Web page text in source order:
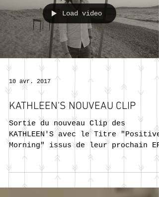
Load video
10 avr. 2017
KATHLEEN'S NOUVEAU CLIP
Sortie du nouveau Clip des
KATHLEEN'S avec le Titre "Positive
Morning" issus de leur prochain EP
à venir !! Mixé et Masterisé au